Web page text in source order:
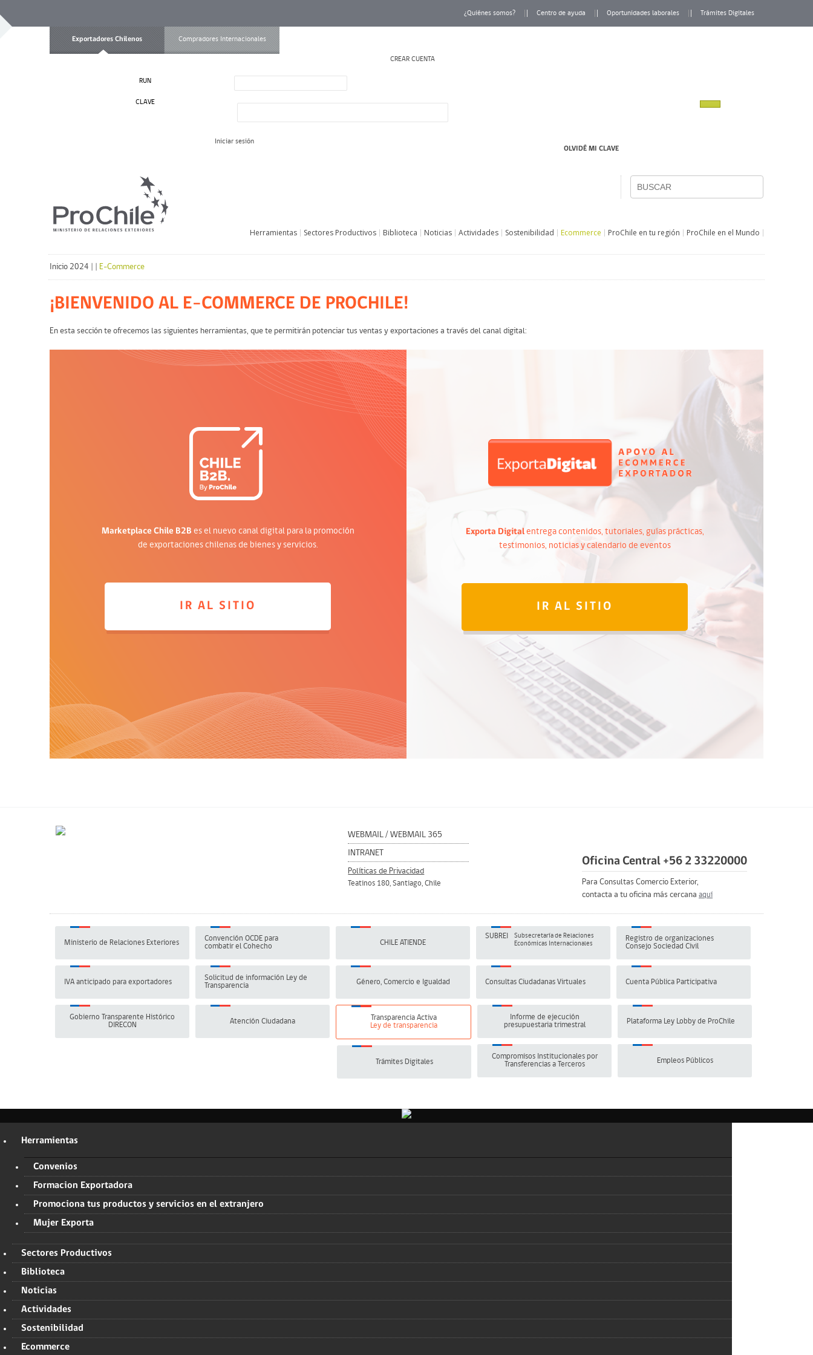
¿Quiénes somos? Centro de ayuda Oportunidades laborales Trámites Digitales
Exportadores Chilenos Compradores Internacionales
CREAR CUENTA
RUN
CLAVE
Iniciar sesión
OLVIDÉ MI CLAVE
Herramientas Sectores Productivos Biblioteca Noticias Actividades Sostenibilidad Ecommerce ProChile en tu región ProChile en el Mundo
Inicio 2024 E-Commerce
¡BIENVENIDO AL E-COMMERCE DE PROCHILE!
En esta sección te ofrecemos las siguientes herramientas, que te permitirán potenciar tus ventas y exportaciones a través del canal digital:
Marketplace Chile B2B es el nuevo canal digital para la promoción
de exportaciones chilenas de bienes y servicios.
IR AL SITIO
Exporta Digital entrega contenidos, tutoriales, guías prácticas,
testimonios, noticias y calendario de eventos
IR AL SITIO
Oficina Central +56 2 33220000
Para Consultas Comercio Exterior,
contacta a tu oficina más cercana aquí
WEBMAIL /WEBMAIL 365
INTRANET
Políticas de Privacidad
Teatinos 180, Santiago, Chile
Ministerio de Relaciones Exteriores
Convención OCDE para
combatir el Cohecho
CHILE ATIENDE
SUBREI
Subsecretaría de Relaciones
Económicas Internacionales
Registro de organizaciones
Consejo Sociedad Civil
IVA anticipado para exportadores
Solicitud de información Ley de
Transparencia
Género, Comercio e Igualdad Consultas Ciudadanas Virtuales Cuenta Pública Participativa
Gobierno Transparente Histórico
DIRECON
Atención Ciudadana
Transparencia Activa
Ley de transparencia
Informe de ejecución
presupuestaria trimestral
Plataforma Ley Lobby de ProChile
Empleos Públicos
Compromisos Institucionales por
Transferencias a Terceros
Trámites Digitales
Herramientas
Convenios
Formacion Exportadora
Promociona tus productos y servicios en el extranjero
Mujer Exporta
Sectores Productivos
Biblioteca
Noticias
Actividades
Sostenibilidad
Ecommerce